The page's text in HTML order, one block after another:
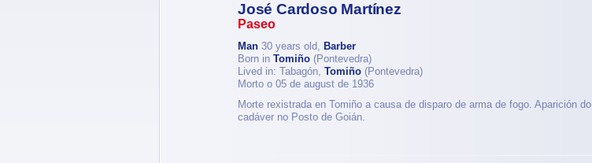
José Cardoso Martínez
Paseo
Man 30 years old, Barber
Born in Tomiño (Pontevedra)
Lived in: Tabagón, Tomiño (Pontevedra)
Morto o 05 de august de 1936
Morte rexistrada en Tomiño a causa de disparo de arma de fogo. Aparición do
cadáver no Posto de Goián.